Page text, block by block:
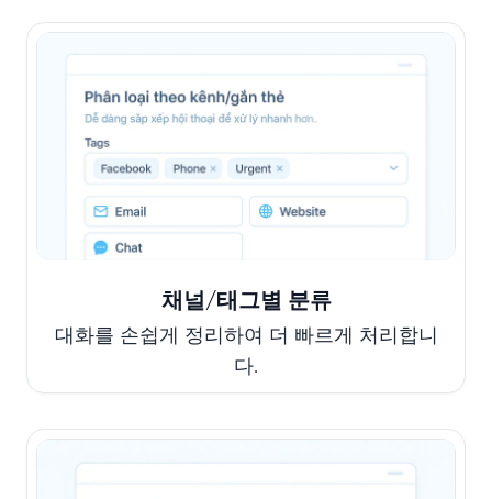
채널/태그별 분류
대화를 손쉽게 정리하여 더 빠르게 처리합니
다.